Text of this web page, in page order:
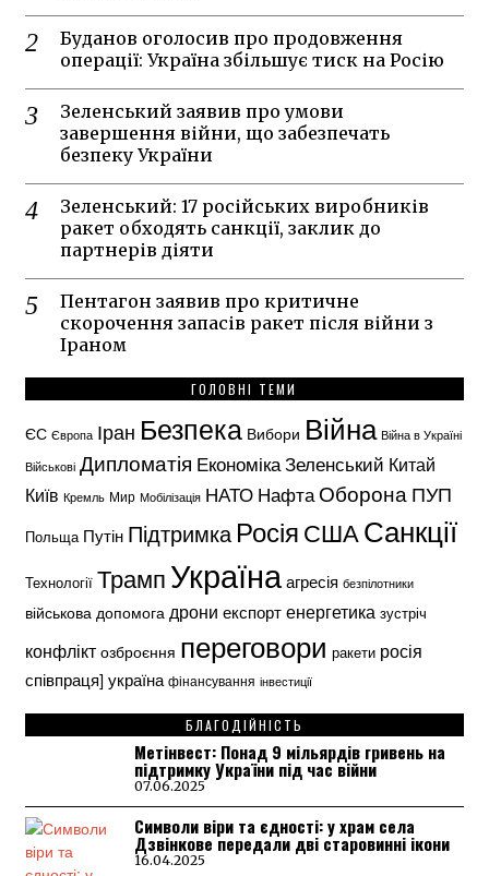
Буданов оголосив про продовження
операції: Україна збільшує тиск на Росію
Зеленський заявив про умови
завершення війни, що забезпечать
безпеку України
Зеленський: 17 російських виробників
ракет обходять санкції, заклик до
партнерів діяти
Пентагон заявив про критичне
скорочення запасів ракет після війни з
Іраном
ГОЛОВНІ ТЕМИ
ЄС Європа Іран Безпека Вибори Війна Війна в Україні
Військові Дипломатія ЕкономікаЗеленський Китай
Київ Кремль Мир Мобілізація НАТО НафтаОборона ПУП
Польща Путін ПідтримкаРосіяСШАСанкції
Технології ТрампУкраїнаагресія безпілотники
військова допомога дрони експорт енергетика зустріч
конфлікт озброєння переговори ракети росія
співпраця] україна фінансування інвестиції
БЛАГОДІЙНІСТЬ
Метінвест: Понад 9 мільярдів гривень на
підтримку України під час війни
07.06.2025
Символи віри та єдності: у храм села
Дзвінкове передали дві старовинні ікони
16.04.2025